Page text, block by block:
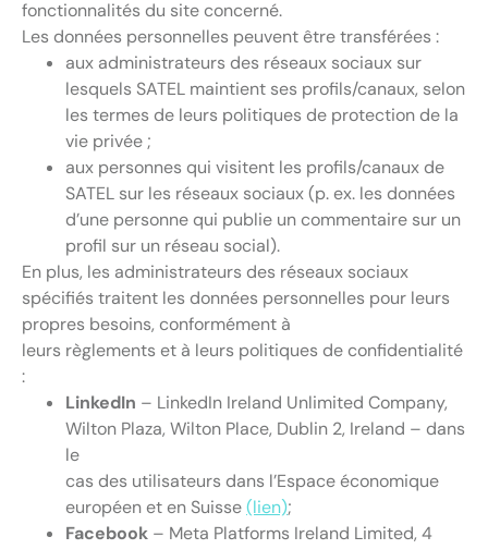
fonctionnalités du site concerné.
Les données personnelles peuvent être transférées :
aux administrateurs des réseaux sociaux sur
lesquels SATEL maintient ses profils/canaux, selon
les termes de leurs politiques de protection de la
vie privée ;
aux personnes qui visitent les profils/canaux de
SATEL sur les réseaux sociaux (p. ex. les données
d’une personne qui publie un commentaire sur un
profil sur un réseau social).
En plus, les administrateurs des réseaux sociaux
spécifiés traitent les données personnelles pour leurs
propres besoins, conformément à
leurs règlements et à leurs politiques de confidentialité
:
LinkedIn – LinkedIn Ireland Unlimited Company,
Wilton Plaza, Wilton Place, Dublin 2, Ireland – dans
le
cas des utilisateurs dans l’Espace économique
européen et en Suisse(lien);
Facebook – Meta Platforms Ireland Limited, 4